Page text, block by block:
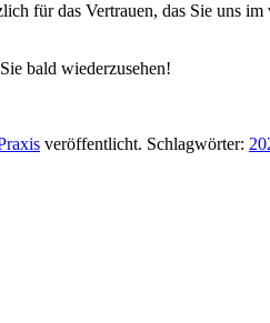
für das Vertrauen, das Sie uns
bald wiederzusehen!
veröffentlicht. Schlagwörter: